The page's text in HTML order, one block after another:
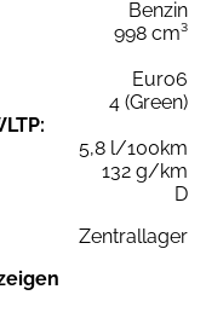
Benzin
998 cm³
Euro6
4 (Green)
5,8 l/100km
132 g/km
D
Zentrallager